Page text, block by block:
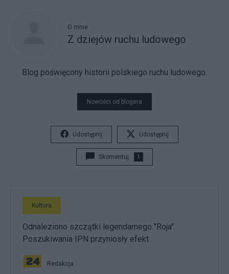
O mnie
Z dziejów ruchu ludowego
Blog poświęcony historii polskiego ruchu ludowego.
Nowości od blogera
Udostępnij Udostępnij
Skomentuj 1
Kultura
Odnaleziono szczątki legendarnego "Roja".
Poszukiwania IPN przyniosły efekt
Redakcja